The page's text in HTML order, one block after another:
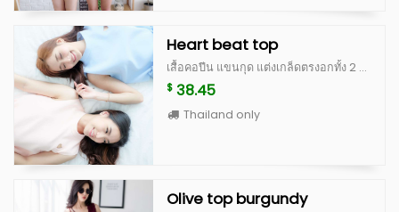
Heart beat top
เสื้อคอปีน แขนกุด แต่งเกล็ดตรงอกทั้ง 2 ข้างให้ดูไม่เรียบจนเกินไป ฉลุรูปหัวใจด้านซ้ายของหน้าอก เป็นงานละเอียด ด้านหลังเป็นกระดุมปั้ม น่ารักมากๆ ตัวนี้เป็น signature ของทางร้าน ตัวเสื้อทำจากผ้านำเข้าเนื้อดี มีซับในและอัดกาวเต็มตัว คัดติ้งเนี้ยบสุดๆ ได้ไปรับรองไม่ผิดหวังจริงๆค่ะ Color : white, peach, blue, beige scott (limited) **สำหรับสี beige scott จะเป็นผ้าญี่ปุ่นสั่งนำเข้าพิเศษ ลอตแรกมีจำนวนไม่เยอะค่ะ ^^ Size : อก 36” ยาว 18”
$ 38.45
Thailand only
Olive top burgundy